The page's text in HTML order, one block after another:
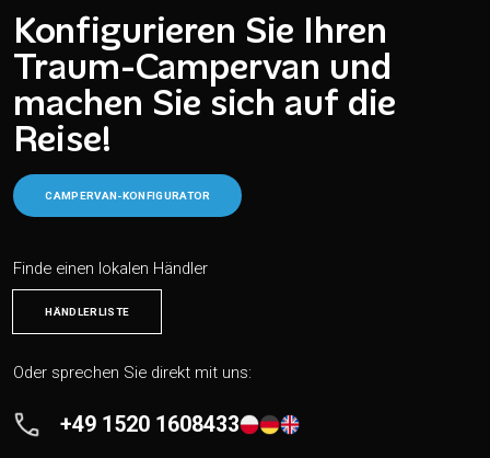
Konfigurieren Sie Ihren
Traum-Campervan und
machen Sie sich auf die
Reise!
CAMPERVAN-KONFIGURATOR
Finde einen lokalen Händler
HÄNDLERLISTE
Oder sprechen Sie direkt mit uns:
+49 1520 1608433